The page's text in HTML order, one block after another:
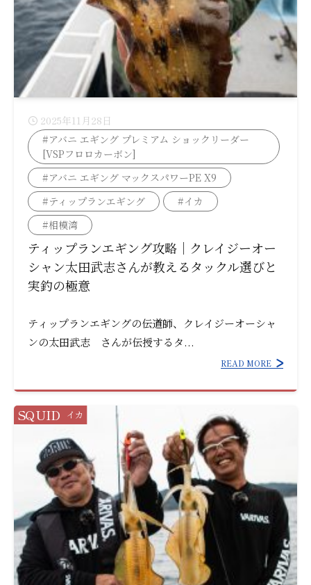
2025年11月28日
#アバニ エギング プレミアム ショックリーダー
[VSPフロロカーボン]
#アバニ エギング マックスパワーPE X9
#ティップランエギング
#イカ
#相模湾
ティップランエギング攻略｜クレイジーオー
シャン太田武志さんが教えるタックル選びと
実釣の極意
ティップランエギングの伝道師、クレイジーオーシャ
ンの太田武志 さんが伝授するタ...
READ MORE
SQUID イカ